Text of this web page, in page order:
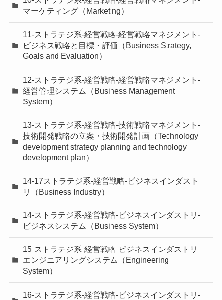
マーケティング（Marketing）
11-ストラテジ系-経営戦略-経営戦略マネジメント-
ビジネス戦略と目標・評価（Business Strategy,
Goals and Evaluation）
12-ストラテジ系-経営戦略-経営戦略マネジメント-
経営管理システム（Business Management
System）
13-ストラテジ系-経営戦略-技術戦略マネジメント-
技術開発戦略の立案・技術開発計画（Technology
development strategy planning and technology
development plan）
14-17ストラテジ系-経営戦略-ビジネスインダスト
リ（Business Industry）
14-ストラテジ系-経営戦略-ビジネスインダストリ-
ビジネスシステム（Business System）
15-ストラテジ系-経営戦略-ビジネスインダストリ-
エンジニアリングシステム（Engineering
System）
16-ストラテジ系-経営戦略-ビジネスインダストリ-